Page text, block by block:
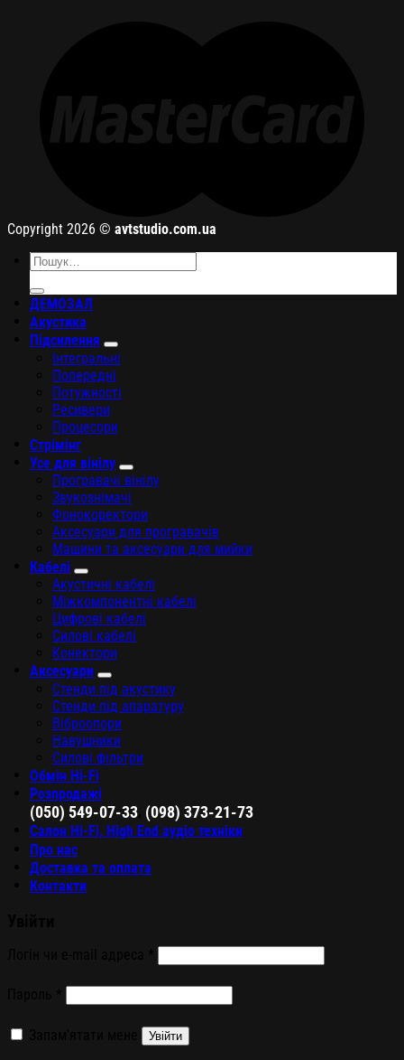
Copyright 2026 © avtstudio.com.ua
Шукати:
ДЕМОЗАЛ
Акустика
Підсилення
Інтегральні
Попередні
Потужності
Ресивери
Процесори
Стрімінг
Усе для вінілу
Програвачі вінілу
Звукознімачі
Фонокоректори
Аксесуари для програвачів
Машини та аксесуари для мийки
Кабелі
Акустичні кабелі
Міжкомпонентні кабелі
Цифрові кабелі
Силові кабелі
Конектори
Аксесуари
Стенди під акустику
Стенди під апаратуру
Віброопори
Навушники
Силові фільтри
Обмін Hi-Fi
Розпродажі
(050) 549-07-33 (098) 373-21-73
Салон Hi-Fi, High End аудіо техніки
Про нас
Доставка та оплата
Контакти
Увійти